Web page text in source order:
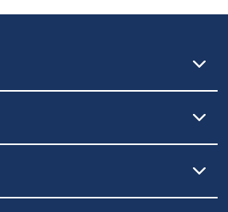
、代金引換のご利用が可能です。
…550円
てはご利用ガイドを